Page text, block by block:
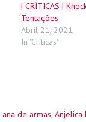
| CRÍTICAS |
Tentações
Abril 21, 2021
In "Críticas"
ana de armas, Anjelica